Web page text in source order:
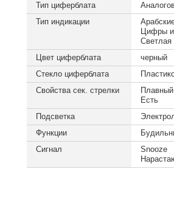
Тип циферблата
Тип индикации
Цифры и
Светлая
Цвет циферблата
черный
Стекло циферблата
Свойства сек. стрелки
Есть
Подсветка
Функции
Сигнал
Snooze